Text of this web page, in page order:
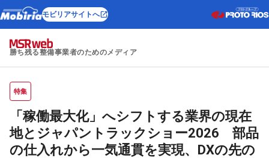
モビリアサイトへ
勝ち残る整備事業者のためのメディア
特集
「稼働最大化」へシフトする業界の現在
地とジャパントラックショー2026 部品
の仕入れから一気通貫を実現、DXの先の